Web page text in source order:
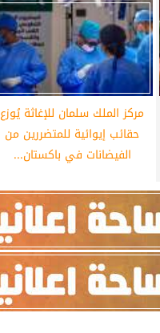
مركز الملك سلمان للإغاثة يُوزع
حقائب إيوائية للمتضررين من
الفيضانات في باكستان...